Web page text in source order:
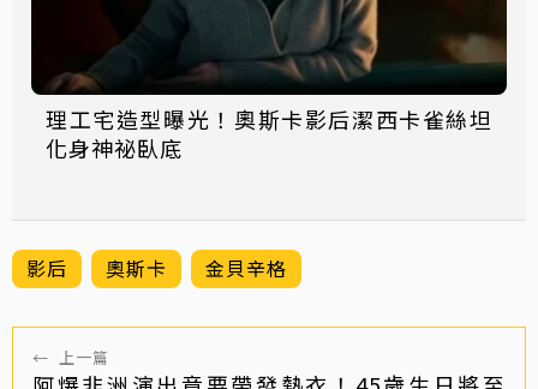
理工宅造型曝光！奧斯卡影后潔西卡雀絲坦
化身神祕臥底
影后 奧斯卡 金貝辛格
← 上一篇